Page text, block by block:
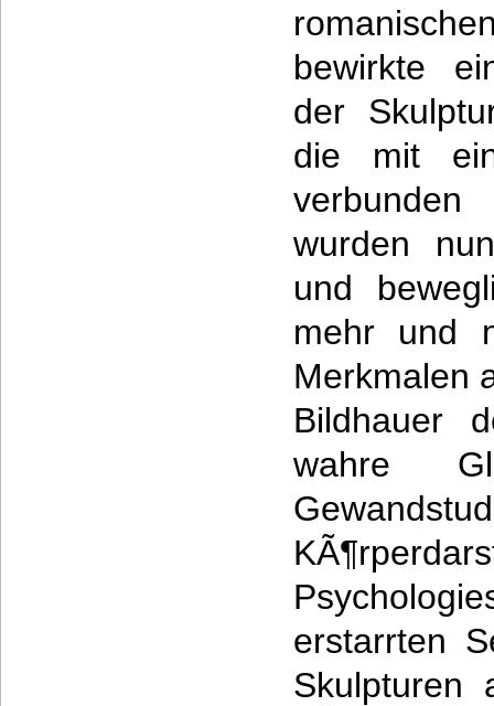
bewirkte
der
die mit
wurden
und
mehr und
Merkmalen
Bildhauer
wahre
erstarrten
Skulpturen